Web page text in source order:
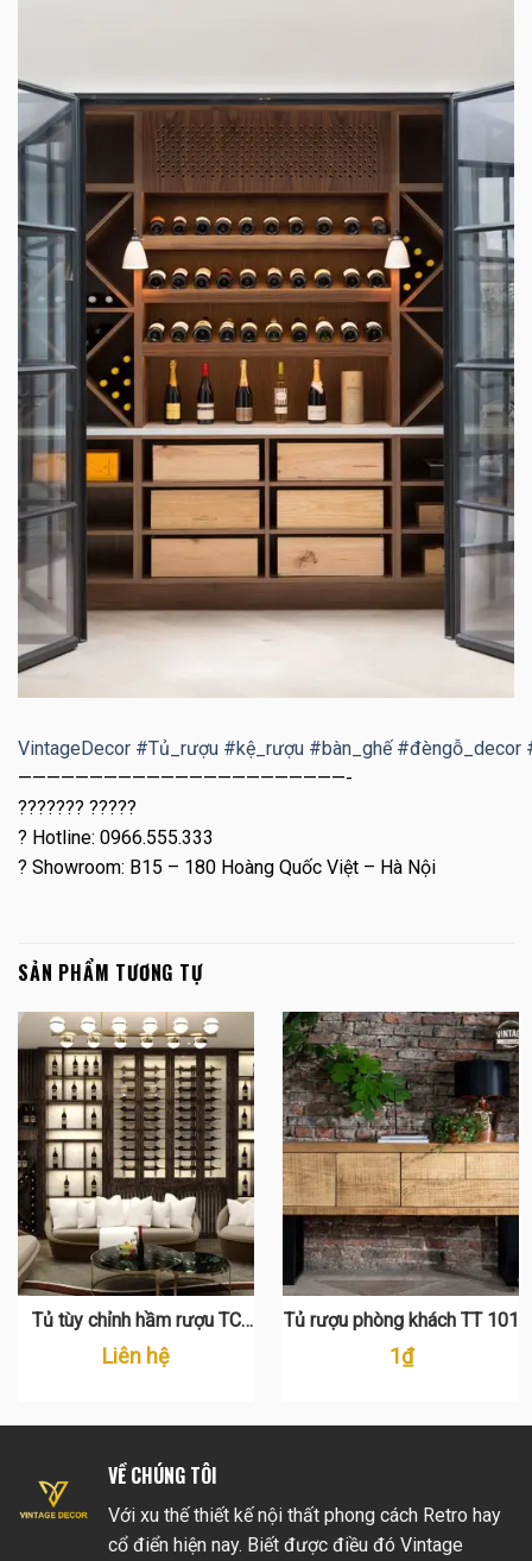
VintageDecor #Tủ_rượu #kệ_rượu #bàn_ghế #đèngỗ_decor
———————————————————————-
??????? ?????
? Hotline: 0966.555.333
? Showroom: B15 – 180 Hoàng Quốc Việt – Hà Nội
SẢN PHẨM TƯƠNG TỰ
Tủ tùy chỉnh hầm rượu TC
003
Liên hệ
Tủ rượu phòng khách TT 101
1₫
VỀ CHÚNG TÔI
Với xu thế thiết kế nội thất phong cách Retro hay
cổ điển hiện nay. Biết được điều đó Vintage